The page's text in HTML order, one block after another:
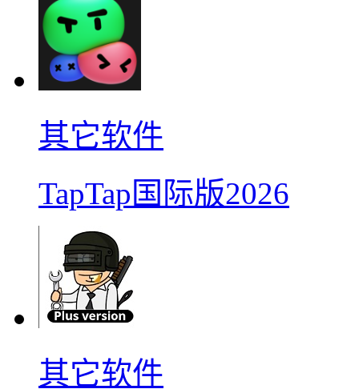
其它软件
TapTap国际版2026
其它软件